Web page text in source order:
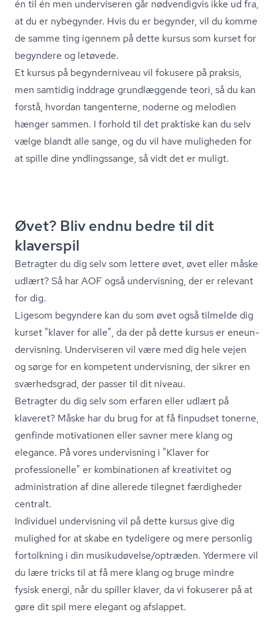
én til én men underviseren går nødvendigvis ikke ud fra,
at du er nybegynder. Hvis du er begynder, vil du komme
de samme ting igennem på dette kursus som kurset for
begyndere og letøvede.
Et kursus på begynderniveau vil fokusere på praksis,
men samtidig inddrage grundlæggende teori, så du kan
forstå, hvordan tangenterne, noderne og melodien
hænger sammen. I forhold til det praktiske kan du selv
vælge blandt alle sange, og du vil have muligheden for
at spille dine yndlingssange, så vidt det er muligt.
Øvet? Bliv endnu bedre til dit
klaverspil
Betragter du dig selv som lettere øvet, øvet eller måske
udlært? Så har AOF også undervisning, der er relevant
for dig.
Ligesom begyndere kan du som øvet også tilmelde dig
kurset "klaver for alle", da der på dette kursus er ene­un­
der­vis­ning. Underviseren vil være med dig hele vejen
og sørge for en kompetent undervisning, der sikrer en
sværhedsgrad, der passer til dit niveau.
Betragter du dig selv som erfaren eller udlært på
klaveret? Måske har du brug for at få finpudset tonerne,
genfinde motivationen eller savner mere klang og
elegance. På vores undervisning i "Klaver for
professionelle" er kombinationen af kreativitet og
administration af dine allerede tilegnet færdigheder
centralt.
Individuel undervisning vil på dette kursus give dig
mulighed for at skabe en tydeligere og mere personlig
fortolkning i din musikudøvelse/optræden. Ydermere vil
du lære tricks til at få mere klang og bruge mindre
fysisk energi, når du spiller klaver, da vi fokuserer på at
gøre dit spil mere elegant og afslappet.